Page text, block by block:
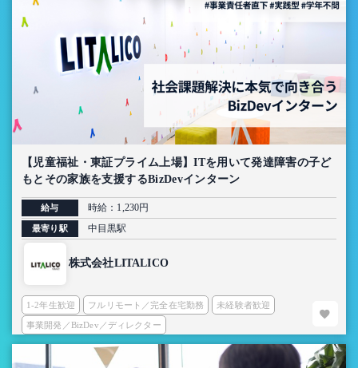
【児童福祉・東証プライム上場】ITを用いて発達障害の子ど
もとその家族を支援するBizDevインターン
給与 時給：1,230円
最寄り駅 中目黒駅
株式会社LITALICO
1-2年生歓迎 フルリモート／完全在宅勤務 未経験者歓迎
事業開発／BizDev／ディレクター